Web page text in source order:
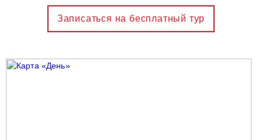
Записаться на бесплатный тур